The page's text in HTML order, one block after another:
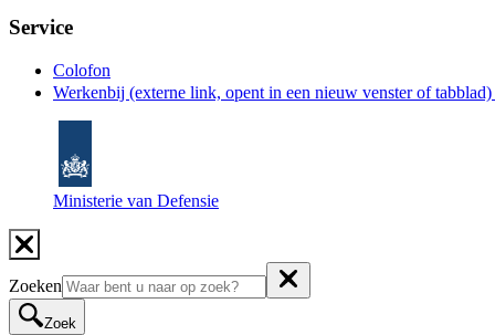
Service
Colofon
Werkenbij (externe link, opent in een nieuw venster of tabblad)
Ministerie van Defensie
Zoeken
Zoek